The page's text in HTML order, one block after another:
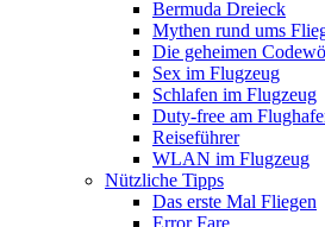
Bermuda Dreieck
Mythen rund ums
Die geheimen
Sex im Flugzeug
Schlafen im Flugzeug
Duty-free am
Reiseführer
WLAN im Flugzeug
Nützliche Tipps
Das erste Mal Fliegen